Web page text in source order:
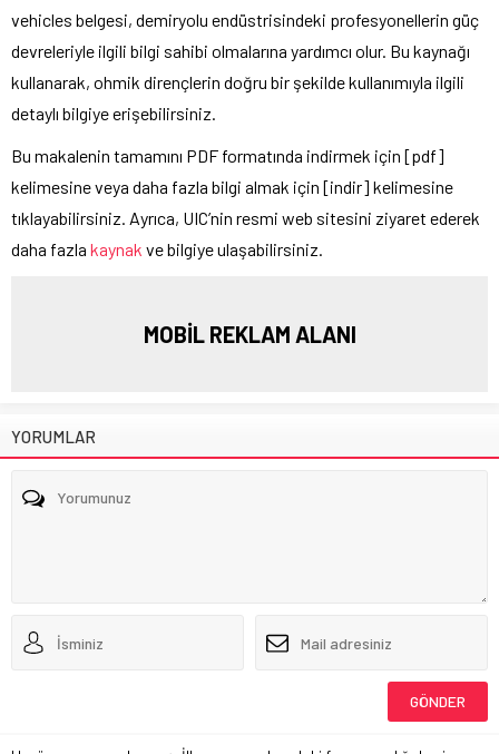
vehicles belgesi, demiryolu endüstrisindeki profesyonellerin güç
devreleriyle ilgili bilgi sahibi olmalarına yardımcı olur. Bu kaynağı
kullanarak, ohmik dirençlerin doğru bir şekilde kullanımıyla ilgili
detaylı bilgiye erişebilirsiniz.
Bu makalenin tamamını PDF formatında indirmek için [pdf]
kelimesine veya daha fazla bilgi almak için [indir] kelimesine
tıklayabilirsiniz. Ayrıca, UIC’nin resmi web sitesini ziyaret ederek
daha fazla kaynak ve bilgiye ulaşabilirsiniz.
MOBİL REKLAM ALANI
YORUMLAR